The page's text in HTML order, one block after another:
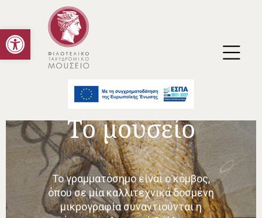
Ανοίξτε τη γραμμή εργαλείων
Οι συλλογές
του μουσείου